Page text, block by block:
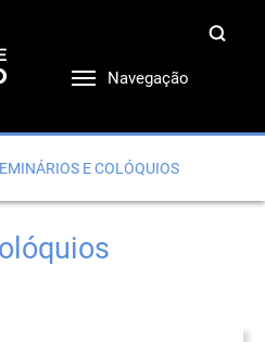
Navegação
E COLÓQUIOS